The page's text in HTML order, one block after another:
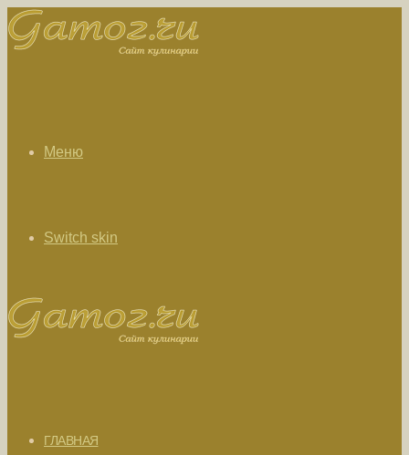
Меню
Switch skin
ГЛАВНАЯ